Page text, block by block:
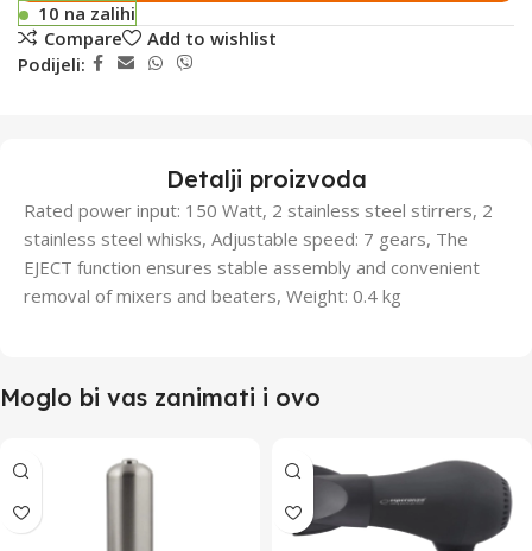
10 na zalihi
Compare
Add to wishlist
Podijeli:
Detalji proizvoda
Rated power input: 150 Watt, 2 stainless steel stirrers, 2
stainless steel whisks, Adjustable speed: 7 gears, The
EJECT function ensures stable assembly and convenient
removal of mixers and beaters, Weight: 0.4 kg
Moglo bi vas zanimati i ovo